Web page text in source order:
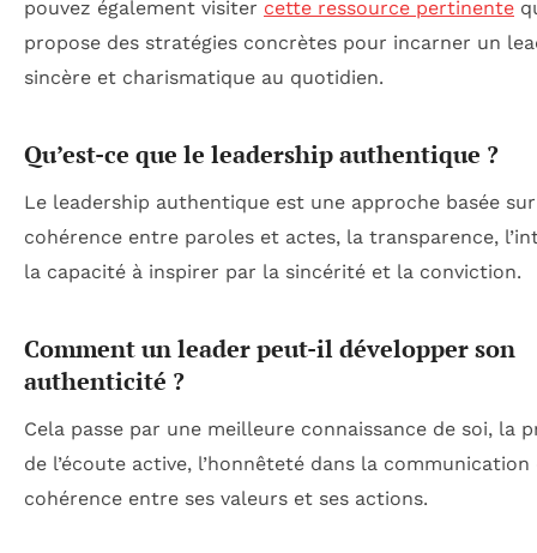
pouvez également visiter cette ressource pertinente
propose des stratégies concrètes pour incarner un
sincère et charismatique au quotidien.
Qu’est-ce que le leadership authentique ?
Le leadership authentique est une approche basée
cohérence entre paroles et actes, la transparence,
la capacité à inspirer par la sincérité et la conviction.
Comment un leader peut-il développer son
authenticité ?
Cela passe par une meilleure connaissance de soi, la
de l’écoute active, l’honnêteté dans la
cohérence entre ses valeurs et ses actions.